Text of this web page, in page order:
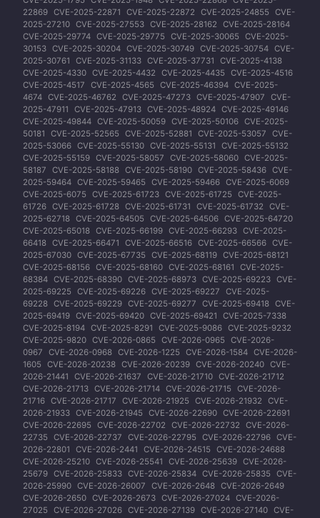
22869 CVE-2025-22871 CVE-2025-22872 CVE-2025-24855
CVE-
2025-27210 CVE-2025-27553 CVE-2025-28162
CVE-2025-28164
CVE-2025-29774 CVE-2025-29775 CVE-2025-30065
CVE-2025-
30153 CVE-2025-30204 CVE-2025-30749 CVE-2025-30754 CVE-
2025-30761
CVE-2025-31133 CVE-2025-37731
CVE-2025-4138
CVE-2025-4330 CVE-2025-4432 CVE-2025-4435
CVE-2025-4516
CVE-2025-4517
CVE-2025-4565 CVE-2025-46394 CVE-2025-
4674 CVE-2025-46762 CVE-2025-47273 CVE-2025-47907
CVE-
2025-47911
CVE-2025-47913 CVE-2025-48924 CVE-2025-49146
CVE-2025-49844 CVE-2025-50059 CVE-2025-50106 CVE-2025-
50181
CVE-2025-52565 CVE-2025-52881 CVE-2025-53057
CVE-
2025-53066 CVE-2025-55130 CVE-2025-55131
CVE-2025-55132
CVE-2025-55159 CVE-2025-58057 CVE-2025-58060 CVE-2025-
58187
CVE-2025-58188 CVE-2025-58190 CVE-2025-58436 CVE-
2025-59464 CVE-2025-59465 CVE-2025-59466 CVE-2025-6069
CVE-2025-6075
CVE-2025-61723 CVE-2025-61725
CVE-2025-
61726 CVE-2025-61728 CVE-2025-61731 CVE-2025-61732
CVE-
2025-62718 CVE-2025-64505 CVE-2025-64506 CVE-2025-64720
CVE-2025-65018 CVE-2025-66199 CVE-2025-66293 CVE-2025-
66418 CVE-2025-66471 CVE-2025-66516 CVE-2025-66566 CVE-
2025-67030 CVE-2025-67735 CVE-2025-68119 CVE-2025-68121
CVE-2025-68156 CVE-2025-68160 CVE-2025-68161
CVE-2025-
68384 CVE-2025-68390 CVE-2025-68973 CVE-2025-69223 CVE-
2025-69225
CVE-2025-69226 CVE-2025-69227
CVE-2025-
69228 CVE-2025-69229 CVE-2025-69277 CVE-2025-69418 CVE-
2025-69419 CVE-2025-69420 CVE-2025-69421
CVE-2025-7338
CVE-2025-8194 CVE-2025-8291 CVE-2025-9086 CVE-2025-9232
CVE-2025-9820 CVE-2026-0865 CVE-2026-0965
CVE-2026-
0967
CVE-2026-0968 CVE-2026-1225 CVE-2026-1584 CVE-2026-
1605
CVE-2026-20238 CVE-2026-20239 CVE-2026-20240 CVE-
2026-21441
CVE-2026-21637 CVE-2026-21710 CVE-2026-21712
CVE-2026-21713 CVE-2026-21714 CVE-2026-21715
CVE-2026-
21716 CVE-2026-21717 CVE-2026-21925 CVE-2026-21932
CVE-
2026-21933 CVE-2026-21945 CVE-2026-22690 CVE-2026-22691
CVE-2026-22695
CVE-2026-22702 CVE-2026-22732
CVE-2026-
22735
CVE-2026-22737 CVE-2026-22795 CVE-2026-22796 CVE-
2026-22801
CVE-2026-2441 CVE-2026-24515
CVE-2026-24688
CVE-2026-25210 CVE-2026-25541 CVE-2026-25639 CVE-2026-
25679 CVE-2026-25833 CVE-2026-25834 CVE-2026-25835
CVE-
2026-25990 CVE-2026-26007 CVE-2026-2648 CVE-2026-2649
CVE-2026-2650 CVE-2026-2673 CVE-2026-27024 CVE-2026-
27025
CVE-2026-27026 CVE-2026-27139 CVE-2026-27140 CVE-